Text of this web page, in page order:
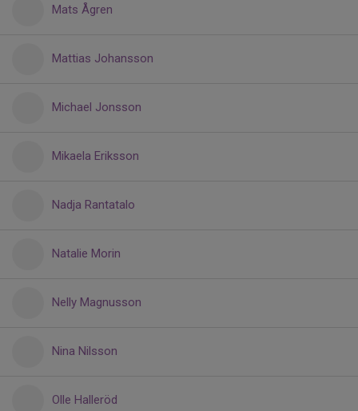
Mats Ågren
Mattias Johansson
Michael Jonsson
Mikaela Eriksson
Nadja Rantatalo
Natalie Morin
Nelly Magnusson
Nina Nilsson
Olle Halleröd